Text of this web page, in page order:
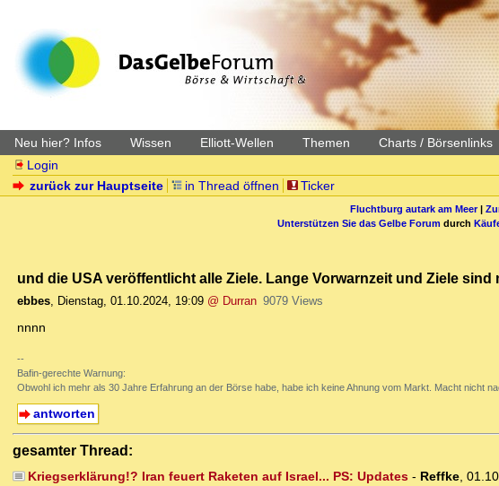
Neu hier? Infos Wissen Elliott-Wellen Themen Charts / Börsenlinks
Login
zurück zur Hauptseite
in Thread öffnen Ticker
Fluchtburg autark am Meer|
Unterstützen Sie das Gelbe Forum durch
und die USA veröffentlicht alle Ziele. Lange Vorwarnzeit und Ziele
ebbes, Dienstag, 01.10.2024, 19:09 @ Durran 9079 Views
nnnn
--
Bafin-gerechte Warnung:
Obwohl ich mehr als 30 Jahre Erfahrung an der Börse habe, habe ich keine Ahnung vom Markt. Macht nicht
antworten
gesamter Thread:
Kriegserklärung!? Iran feuert Raketen auf Israel... PS: Updates- Reffke,